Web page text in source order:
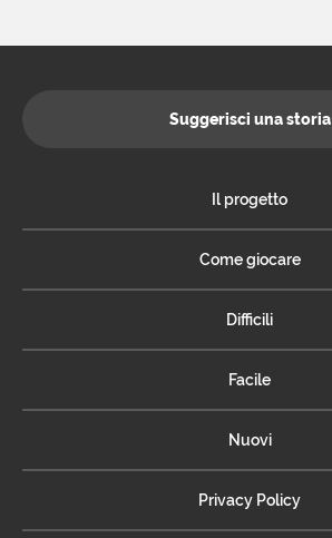
Suggerisci una storia
Il progetto
Come giocare
Difficili
Facile
Nuovi
Privacy Policy